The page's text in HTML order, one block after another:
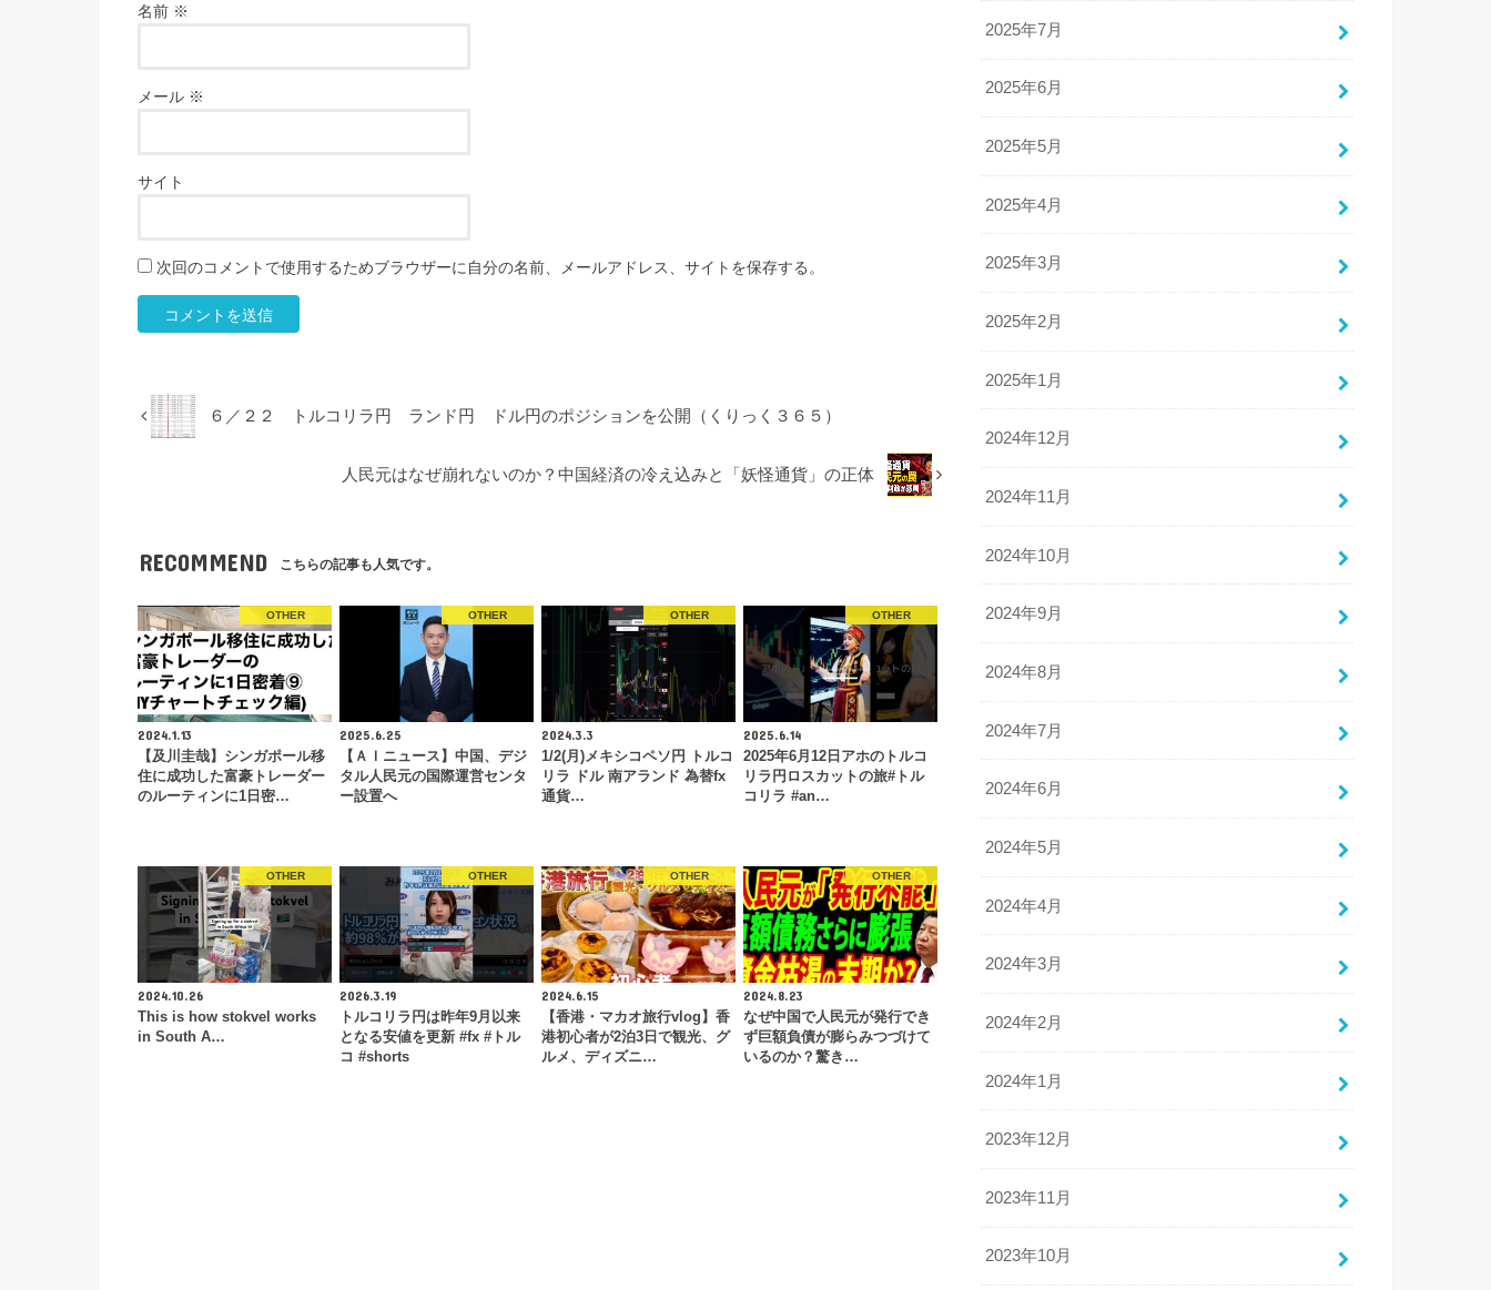
名前 ※
メール ※
サイト
次回のコメントで使用するためブラウザーに自分の名前、メールアドレス、サイトを保存する。
６／２２ トルコリラ円 ランド円 ドル円のポジションを公開（くりっく３６５）
人民元はなぜ崩れないのか？中国経済の冷え込みと「妖怪通貨」の正体
RECOMMEND こちらの記事も人気です。
OTHER
2024.1.13
【及川圭哉】シンガポール移
住に成功した富豪トレーダー
のルーティンに1日密…
OTHER
2025.6.25
【ＡＩニュース】中国、デジ
タル人民元の国際運営センタ
ー設置へ
OTHER
2024.3.3
1/2(月)メキシコペソ円 トルコ
リラ ドル 南アランド 為替fx
通貨…
OTHER
2025.6.14
2025年6月12日アホのトルコ
リラ円ロスカットの旅#トル
コリラ #an…
OTHER
2024.10.26
This is how stokvel works
in South A…
OTHER
2026.3.19
トルコリラ円は昨年9月以来
となる安値を更新 #fx #トル
コ #shorts
OTHER
2024.6.15
【香港・マカオ旅行vlog】香
港初心者が2泊3日で観光、グ
ルメ、ディズニ…
OTHER
2024.8.23
なぜ中国で人民元が発行でき
ず巨額負債が膨らみつづけて
いるのか？驚き…
2025年7月
2025年6月
2025年5月
2025年4月
2025年3月
2025年2月
2025年1月
2024年12月
2024年11月
2024年10月
2024年9月
2024年8月
2024年7月
2024年6月
2024年5月
2024年4月
2024年3月
2024年2月
2024年1月
2023年12月
2023年11月
2023年10月